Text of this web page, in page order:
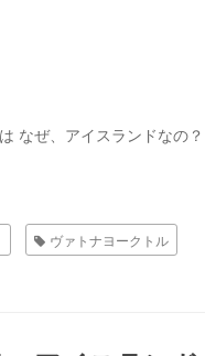
なぜ、アイスランドなの？
ヴァトナヨークトル